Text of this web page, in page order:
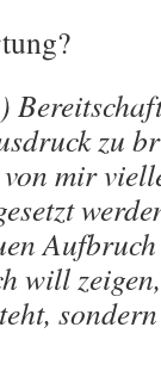
zu
mir
will